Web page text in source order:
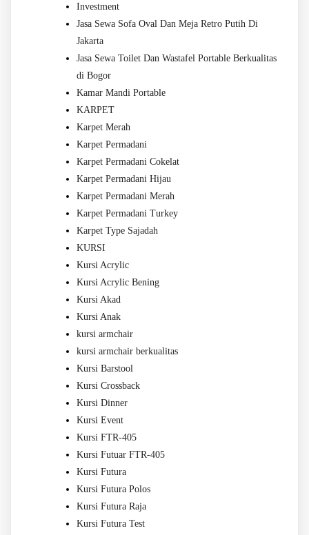
Investment
Jasa Sewa Sofa Oval Dan Meja Retro Putih Di
Jakarta
Jasa Sewa Toilet Dan Wastafel Portable Berkualitas
di Bogor
Kamar Mandi Portable
KARPET
Karpet Merah
Karpet Permadani
Karpet Permadani Cokelat
Karpet Permadani Hijau
Karpet Permadani Merah
Karpet Permadani Turkey
Karpet Type Sajadah
KURSI
Kursi Acrylic
Kursi Acrylic Bening
Kursi Akad
Kursi Anak
kursi armchair
kursi armchair berkualitas
Kursi Barstool
Kursi Crossback
Kursi Dinner
Kursi Event
Kursi FTR-405
Kursi Futuar FTR-405
Kursi Futura
Kursi Futura Polos
Kursi Futura Raja
Kursi Futura Test